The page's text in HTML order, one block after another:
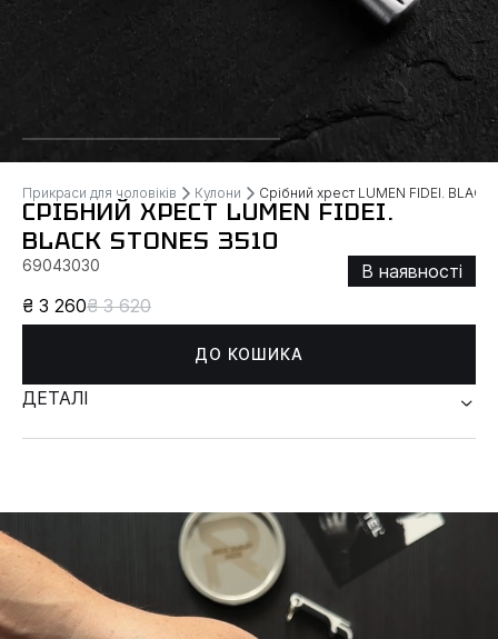
Прикраси для чоловіків Кулони Срібний хрест LUMEN FIDEI. BLACK
СРІБНИЙ ХРЕСТ LUMEN FIDEI.
BLACK STONES 3510
69043030
В наявності
₴ 3 260₴ 3 620
ДО КОШИКА
ДЕТАЛІ